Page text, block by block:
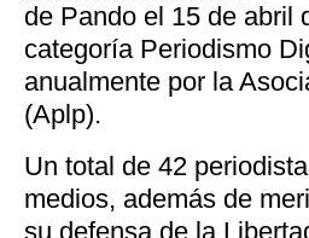
de Pando el 15 de abril
categoría Periodismo
anualmente por la
(Aplp).
Un total de 42
medios, además de
su defensa de la